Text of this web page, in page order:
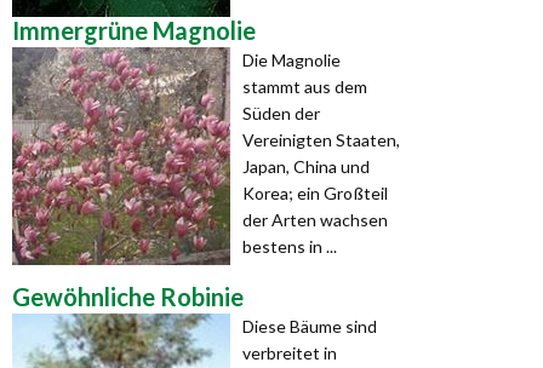
Immergrüne Magnolie
Die Magnolie
stammt aus dem
Süden der
Vereinigten Staaten,
Japan, China und
Korea; ein Großteil
der Arten wachsen
bestens in ...
Gewöhnliche Robinie
Diese Bäume sind
verbreitet in